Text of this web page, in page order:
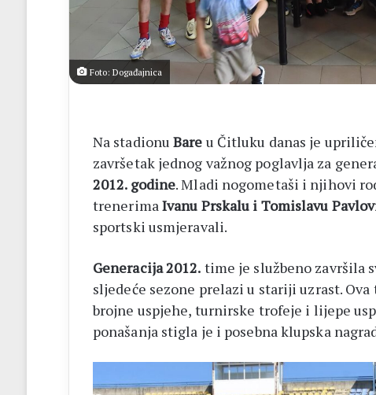
Foto: Događajnica
Na stadionuBare u Čitluku danas je
završetak jednog važnog poglavlja za
2012. godine. Mladi nogometaši i njihovi
trenerima Ivanu Prskalu i Tomislavu
sportski usmjeravali.
Generacija 2012. time je službeno završila
sljedeće sezone prelazi u stariji uzrast.
brojne uspjehe, turnirske trofeje i lijepe
ponašanja stigla je i posebna klupska
14
biskupa